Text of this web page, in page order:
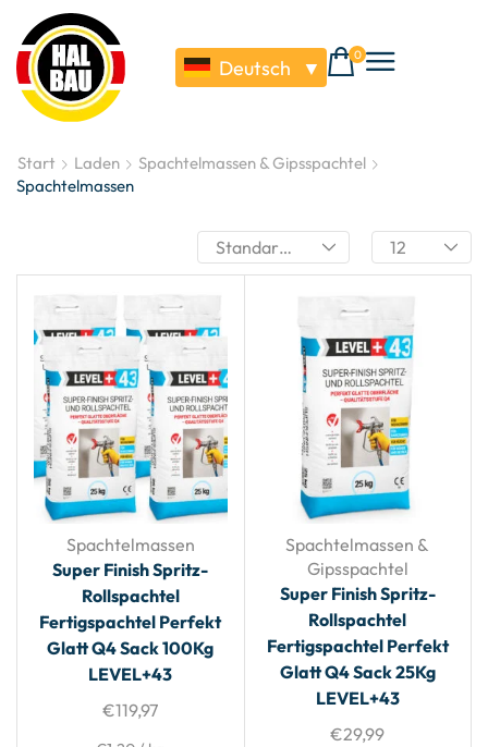
Deutsch ▼
0
Start Laden
Spachtelmassen & Gipsspachtel
Spachtelmassen
Spachtelmassen
Super Finish Spritz-
Rollspachtel
Fertigspachtel Perfekt
Glatt Q4 Sack 100Kg
LEVEL+43
€119,97
Spachtelmassen &
Gipsspachtel
Super Finish Spritz-
Rollspachtel
Fertigspachtel Perfekt
Glatt Q4 Sack 25Kg
LEVEL+43
€29,99